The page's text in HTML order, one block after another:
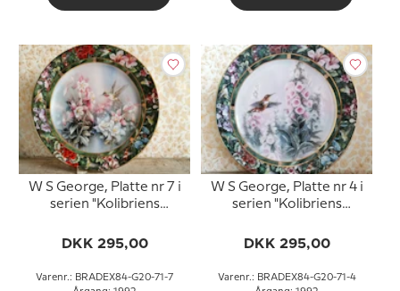
W S George, Platte nr 7 i
serien "Kolibriens
DKK 295,00
Varenr.: BRADEX84-G20-71-7
W S George, Platte nr 4 i
serien "Kolibriens
DKK 295,00
Varenr.: BRADEX84-G20-71-4